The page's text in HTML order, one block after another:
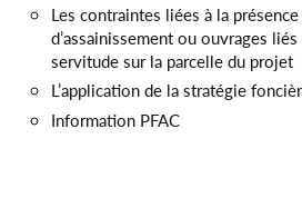
Les contraintes liées à la présence
d’assainissement ou ouvrages
servitude sur la parcelle du projet
L’application de la stratégie
Information PFAC